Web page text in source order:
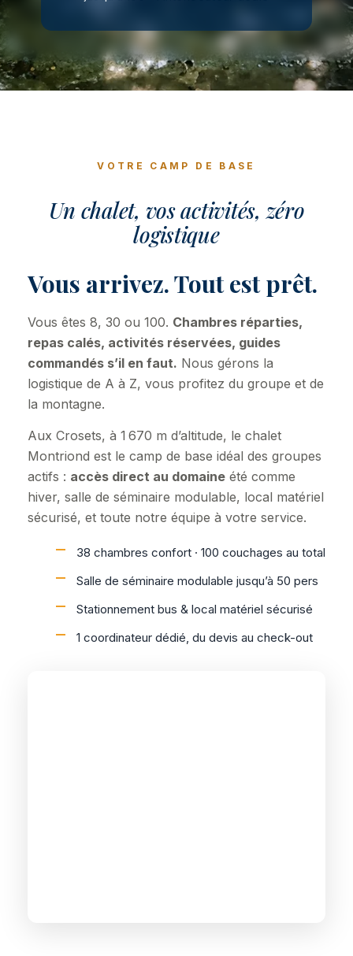
VOTRE CAMP DE BASE
Un chalet, vos activités, zéro
logistique
Vous arrivez. Tout est prêt.
Vous êtes 8, 30 ou 100. Chambres réparties,
repas calés, activités réservées, guides
commandés s’il en faut. Nous gérons la
logistique de A à Z, vous profitez du groupe et de
la montagne.
Aux Crosets, à 1 670 m d’altitude, le chalet
Montriond est le camp de base idéal des groupes
actifs : accès direct au domaine été comme
hiver, salle de séminaire modulable, local matériel
sécurisé, et toute notre équipe à votre service.
38 chambres confort · 100 couchages au total
Salle de séminaire modulable jusqu’à 50 pers
Stationnement bus & local matériel sécurisé
1 coordinateur dédié, du devis au check-out
L
E
H
A
E